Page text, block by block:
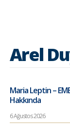
Arel
Maria Leptin –
Hakkında
6 Ağustos 2026